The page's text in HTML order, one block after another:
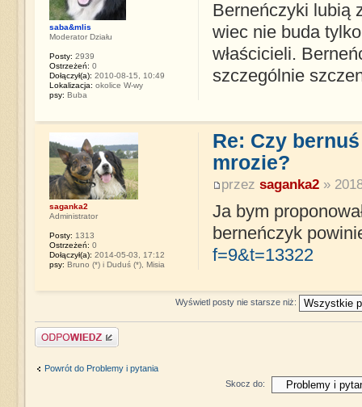
Berneńczyki lubią
wiec nie buda
właścicieli.
szczególnie
saba&mlis
Moderator Działu
Posty: 2939
Ostrzeżeń: 0
Dołączył(a): 2010-08-15, 10:49
Lokalizacja: okolice W-wy
psy: Buba
Re: Czy
mrozie?
przez saganka2»
Ja bym
berneńczyk
f=9&t=13322
saganka2
Administrator
Posty: 1313
Ostrzeżeń: 0
Dołączył(a): 2014-05-03, 17:12
psy: Bruno (*) i Duduś (*), Misia
Wyświetl posty nie starsze niż:
Napisz komentarz
Powrót do Problemy i pytania
Skocz do: